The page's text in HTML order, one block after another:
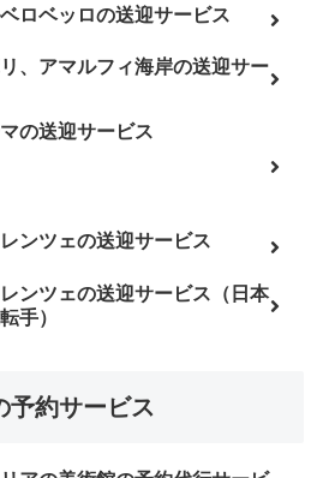
ロベッロの送迎サービス
、アマルフィ海岸の送迎サー
の送迎サービス
ンツェの送迎サービス
ンツェの送迎サービス（日本
手）
予約サービス